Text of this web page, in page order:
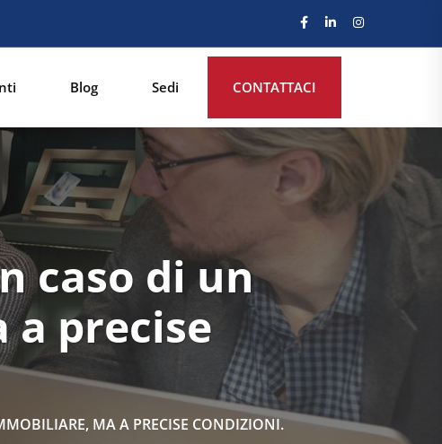
Blog Sedi CONTATTACI
caso di un
precise
MA A PRECISE CONDIZIONI.